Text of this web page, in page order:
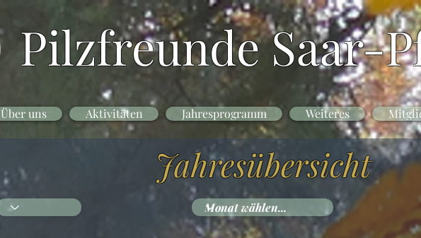
Pilzfreunde Saar-
Über uns Aktivitäten Jahresprogramm Weiteres
Jahresübersicht